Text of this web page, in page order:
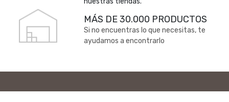
MÁS DE 30.000 PRODUCTOS
Si no encuentras lo que necesitas, te
ayudamos a encontrarlo